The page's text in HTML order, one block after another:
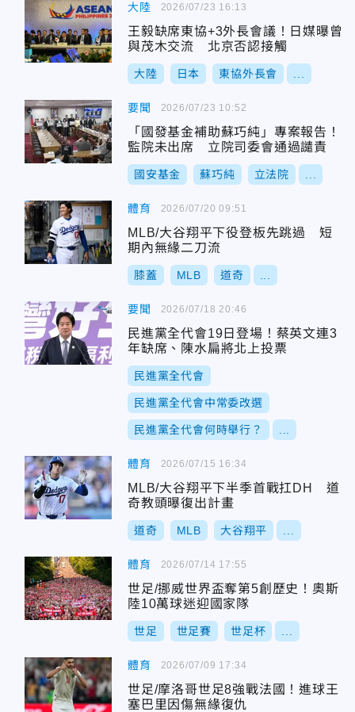
大陸
王毅缺席東協+3外長會議！日媒曝曾
與茂木交流 北京否認接觸
大陸 日本 東協外長會
2026/07/23 16:13
要聞
「國發基金補助蘇巧純」專案報告！
監院未出席 立院司委會通過譴責
國安基金 蘇巧純 立法院
2026/07/23 10:52
體育
MLB/大谷翔平下役登板先跳過 短
期內無緣二刀流
膝蓋 MLB 道奇
2026/07/20 09:51
要聞
民進黨全代會19日登場！蔡英文連3
年缺席、陳水扁將北上投票
民進黨全代會
民進黨全代會中常委改選
民進黨全代會何時舉行？
2026/07/18 20:46
體育
MLB/大谷翔平下半季首戰扛DH 道
奇教頭曝復出計畫
道奇 MLB 大谷翔平
2026/07/15 16:34
體育
世足/挪威世界盃奪第5創歷史！奧斯
陸10萬球迷迎國家隊
世足 世足賽 世足杯
2026/07/14 17:55
體育
世足/摩洛哥世足8強戰法國！進球王
塞巴里因傷無緣復仇
2026/07/09 17:34